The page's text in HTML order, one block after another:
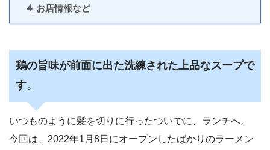
4 お店情報など
鶏の旨味が前面に出た洗練された上品なスープで
す。
いつものように髪を切りに行ったついでに、ランチへ。
今回は、2022年1月8日にオープンしたばかりのラーメン